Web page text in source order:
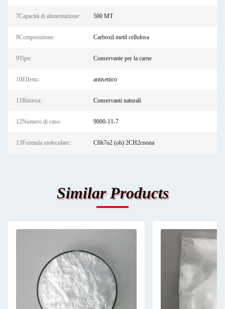
7Capacità di alimentazione: 500 MT
8Composizione: Carboxil metil cellulosa
9Tipo: Conservante per la carne
10Effetto: antisettico
11Risorsa: Conservanti naturali
12Numero di caso: 9000-11-7
13Formula molecolare: C6h7o2 (oh) 2CH2coona
Similar Products